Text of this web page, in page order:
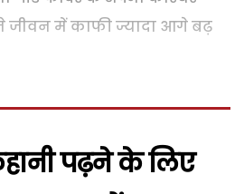
जीवन में काफी ज्यादा आगे बढ़
पढ़ने के लिए